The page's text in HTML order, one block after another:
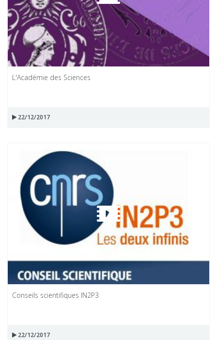
L'Académie des Sciences
22/12/2017
Conseils scientifiques IN2P3
22/12/2017